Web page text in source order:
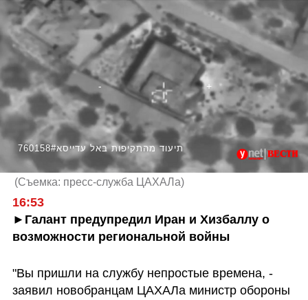
760158#תיעוד מהתקיפות באל עדייסא
(Съемка: пресс-служба ЦАХАЛа)
16:53
►Галант предупредил Иран и Хизбаллу о
возможности региональной войны
"Вы пришли на службу непростые времена, -
заявил новобранцам ЦАХАЛа министр обороны